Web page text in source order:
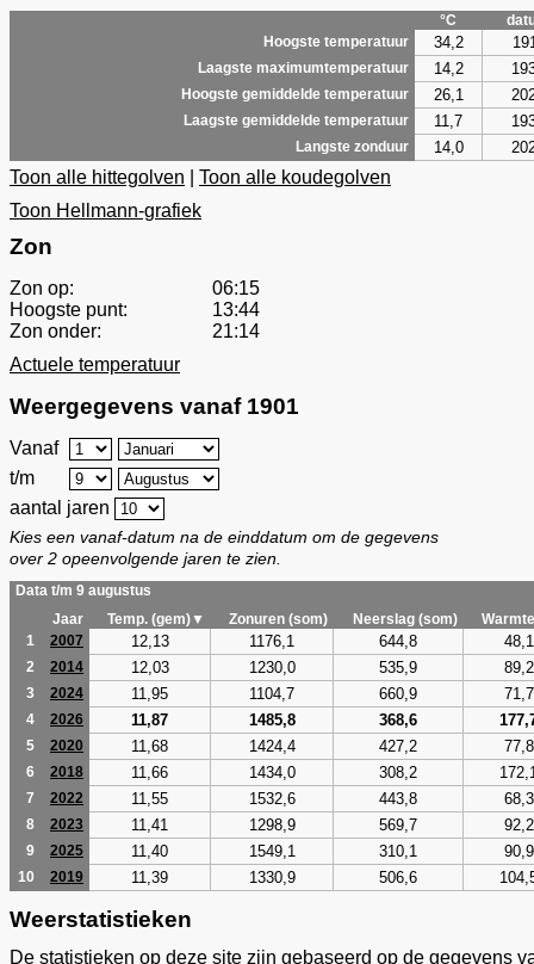
°C
Hoogste temperatuur
34,2
Laagste maximumtemperatuur 14,2
Hoogste gemiddelde temperatuur 26,1
Laagste gemiddelde temperatuur 11,7
Langste zonduur 14,0
Toon alle hittegolven
Toon alle koudegolven
Toon Hellmann-grafiek
Zon
Zon op:
06:15
Hoogste punt:
13:44
Zon onder:
21:14
Actuele temperatuur
Weergegevens vanaf 1901
Vanaf
t/m
aantal jaren
Kies een vanaf-datum na de einddatum om de gegevens
over 2 opeenvolgende jaren te zien.
Data t/m 9 augustus
Jaar
Temp. (gem)▼ Zonuren (som) Neerslag (som)
1
2007 12,13 1176,1 644,8 48,1
2 2014 12,03 1230,0 535,9 89,2
3 2024 11,95 1104,7 660,9 71,7
4 2026 11,87 1485,8 368,6
5 2020 11,68 1424,4 427,2 77,8
6 2018 11,66 1434,0 308,2
7 2022 11,55 1532,6 443,8 68,3
8 2023 11,41 1298,9 569,7 92,2
9 2025 11,40 1549,1 310,1 90,9
10 2019 11,39 1330,9 506,6
Weerstatistieken
De statistieken op deze site zijn gebaseerd op de gegevens